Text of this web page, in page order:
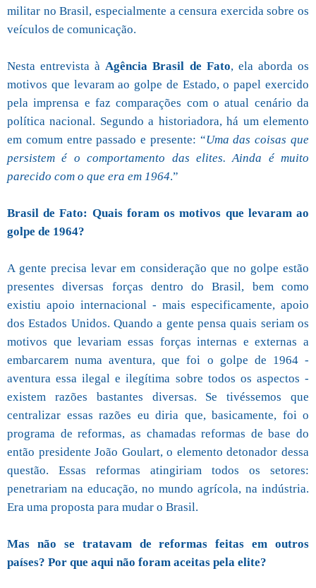
militar no Brasil, especialmente a censura exercida sobre os
veículos de comunicação.
Nesta entrevista à Agência Brasil de Fato, ela aborda os
motivos que levaram ao golpe de Estado, o papel exercido
pela imprensa e faz comparações com o atual cenário da
política nacional. Segundo a historiadora, há um elemento
em comum entre passado e presente: “Uma das coisas que
persistem é o comportamento das elites. Ainda é muito
parecido com o que era em 1964.”
Brasil de Fato: Quais foram os motivos que levaram ao
golpe de 1964?
A gente precisa levar em consideração que no golpe estão
presentes diversas forças dentro do Brasil, bem como
existiu apoio internacional - mais especificamente, apoio
dos Estados Unidos. Quando a gente pensa quais seriam os
motivos que levariam essas forças internas e externas a
embarcarem numa aventura, que foi o golpe de 1964 -
aventura essa ilegal e ilegítima sobre todos os aspectos -
existem razões bastantes diversas. Se tivéssemos que
centralizar essas razões eu diria que, basicamente, foi o
programa de reformas, as chamadas reformas de base do
então presidente João Goulart, o elemento detonador dessa
questão. Essas reformas atingiriam todos os setores:
penetrariam na educação, no mundo agrícola, na indústria.
Era uma proposta para mudar o Brasil.
Mas não se tratavam de reformas feitas em outros
países? Por que aqui não foram aceitas pela elite?